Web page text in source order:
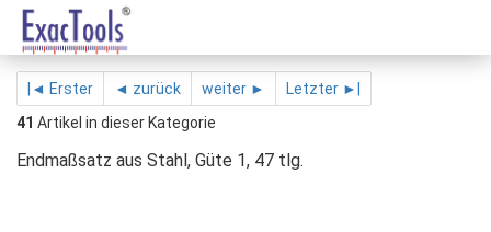
|◄ Erster ◄ zurück weiter ►
Letzter ►|
41 Artikel in dieser Kategorie
Endmaßsatz aus Stahl, Güte 1, 47 tlg.